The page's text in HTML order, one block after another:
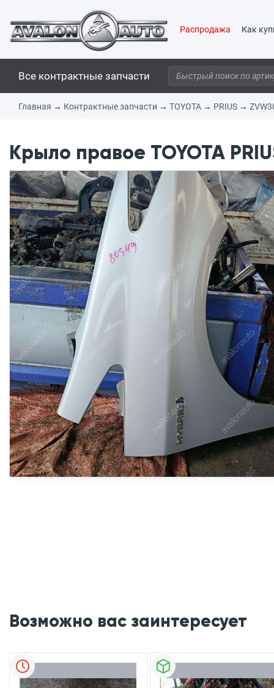
Распродажа Как
Все контрактные запчасти
Главная → Контрактные запчасти → TOYOTA → PRIUS →
Крыло правое TOYOTA
Возможно вас заинтересует